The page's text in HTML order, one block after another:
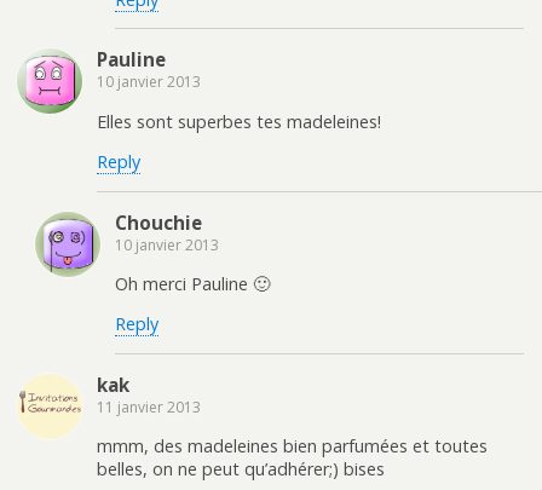
Pauline
10 janvier 2013
Elles sont superbes tes madeleines!
Reply
Chouchie
10 janvier 2013
Oh merci Pauline 🙂
Reply
kak
11 janvier 2013
mmm, des madeleines bien parfumées et toutes
belles, on ne peut qu’adhérer;) bises